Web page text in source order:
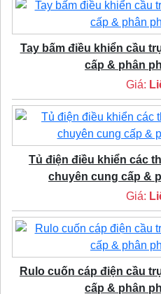
Tay bấm điều khiển cầu
cấp & phân
Giá:
Tủ điện điều khiển các
chuyên cung cấp &
Giá:
Rulo cuốn cáp điện cầu
cấp & phân